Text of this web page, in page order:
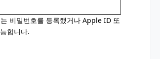
비밀번호를 등록했거나 Apple ID 또
합니다.